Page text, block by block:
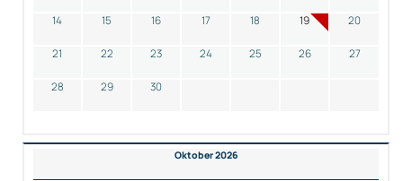
14 15 16 17 18 19 20
21 22 23 24 25 26 27
28 29 30
Oktober 2026